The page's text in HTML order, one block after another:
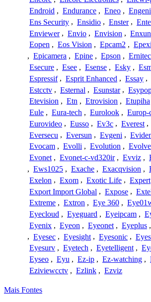
Endroid , Endurance , Eneo ,
Ens Security , Ensidio , Enster ,
Enviewer , Envio , Envision , Enxun
Eopen , Eos Vision , Epcam2 ,
, Epicamera , Epine , Epson , Ernitec
Esecure , Esee , Esense , Esky ,
Espressif , Esprit Enhanced , Essay ,
Estcctv , Esternal , Esunstar ,
Etevision , Etn , Etrovision , Etupiha
Eule , Eura-tech , Eurolook , Europ-
Eurovideo , Eusso , Ev3c , Everest ,
Eversecu , Eversun , Evgeni ,
Evocam , Evolli , Evolution ,
Evonet , Evonet-c-vd320ir , Evviz ,
, Ews1025 , Exache , Exacqvision ,
Exelon , Exom , Exotic Life , Expert
Export Import Global , Expose ,
Extreme , Extron , Eye 360 ,
Eyecloud , Eyeguard , Eyeipcam ,
Eyenix , Eyeon , Eyeonet , Eyeplus ,
, Eyesec , Eyesight , Eyesonic ,
Eyesurv , Eyetech , Eyetelligent ,
Eyseo , Eyu , Ez-ip , Ez-watching ,
Eziviewcctv , Ezlink , Ezviz
Mais Fontes